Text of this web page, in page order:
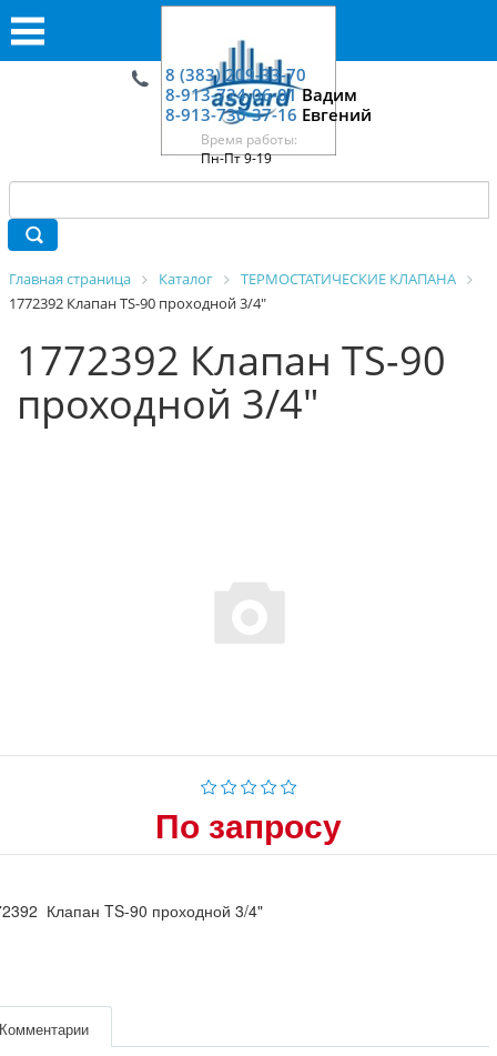
8 (383) 209-33-70
8-913-724-06-01Вадим
8-913-730-37-16 Евгений
Время работы:
Пн-Пт 9-19
Главная страница Каталог
ТЕРМОСТАТИЧЕСКИЕ КЛАПАНА
1772392 Клапан TS-90 проходной 3/4"
1772392 Клапан TS-90
проходной 3/4"
По запросу
Клапан TS-90 проходной 3/4"